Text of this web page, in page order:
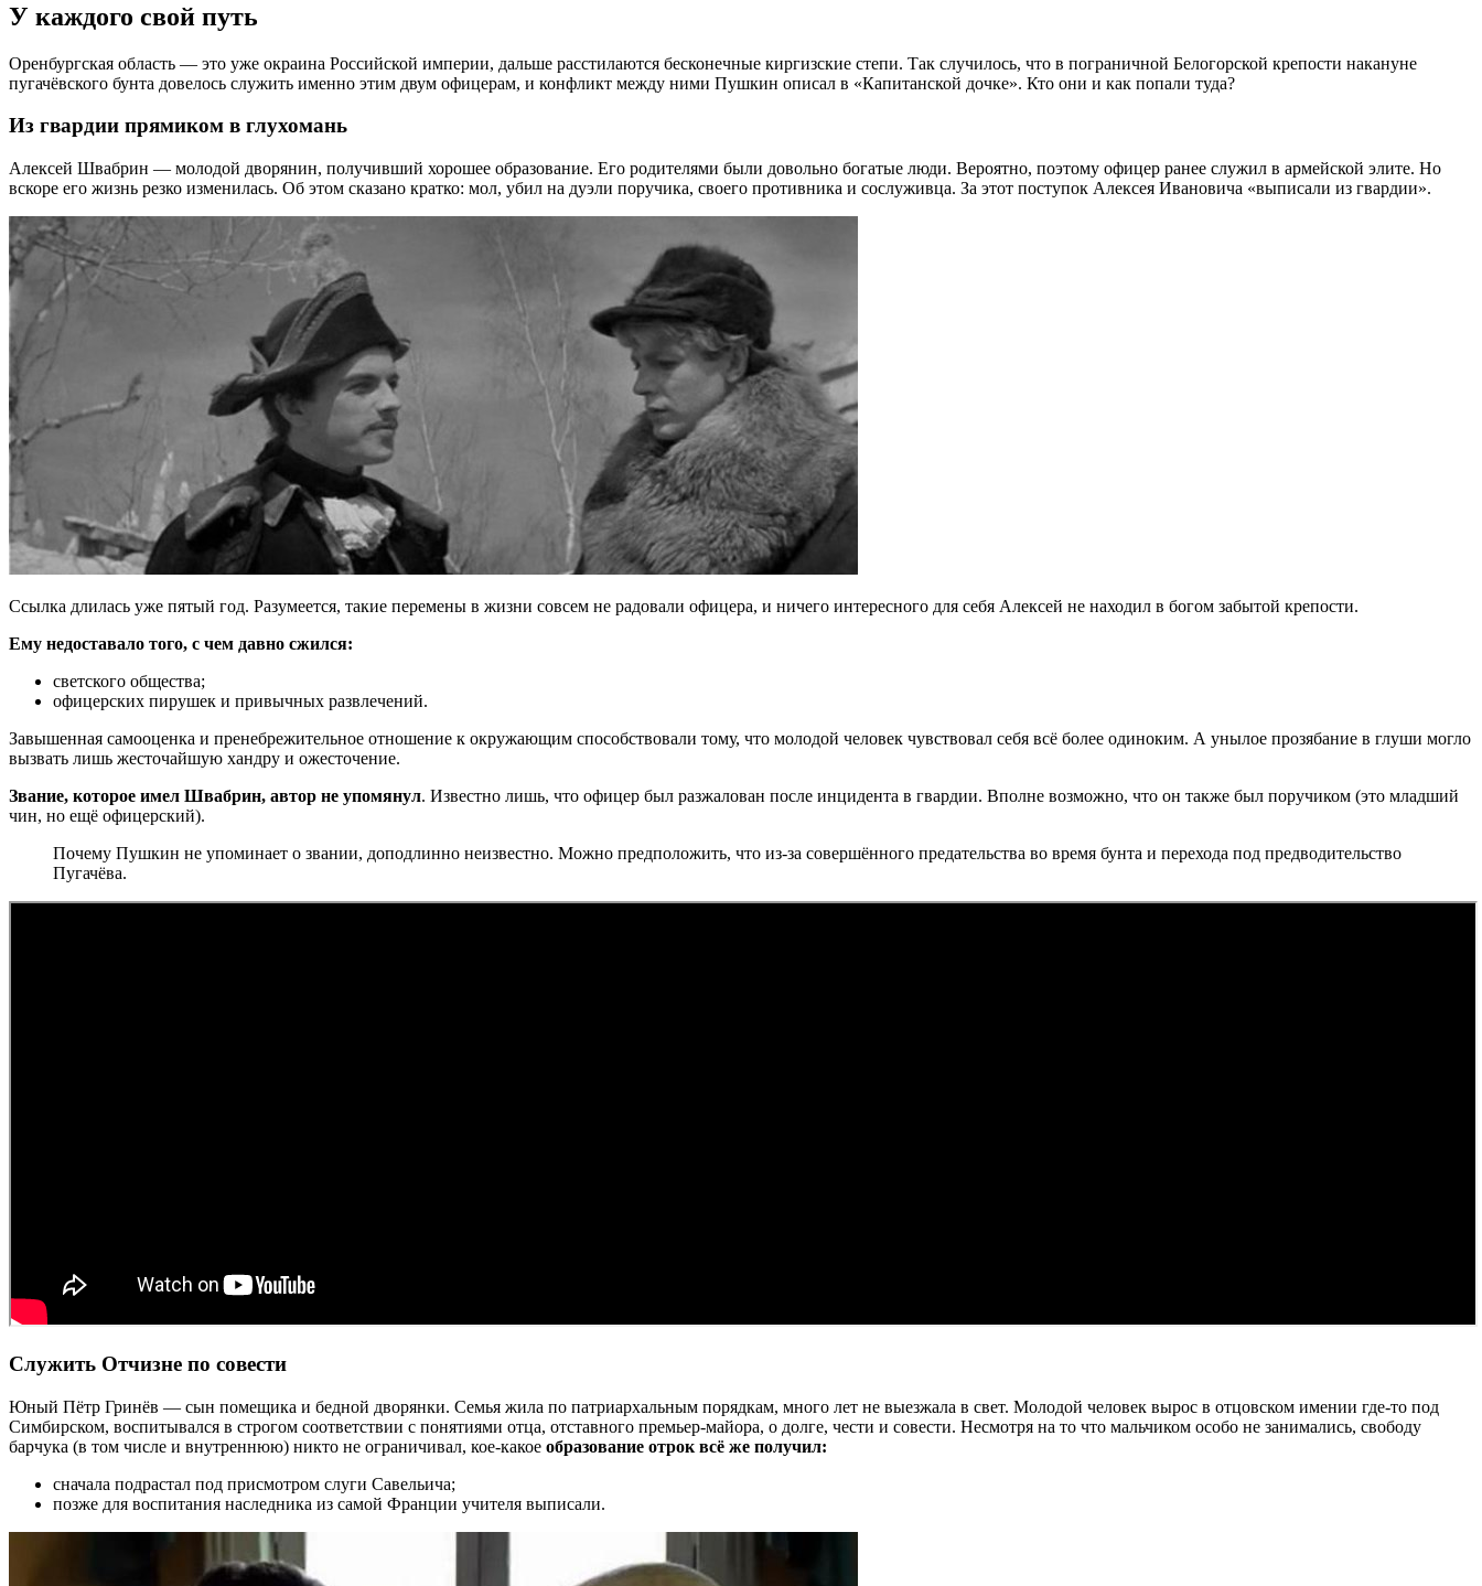
У каждого свой путь
Оренбургская область — это уже окраина Российской империи, дальше расстилаются бесконечные киргизские степи. Так случилось, что в пограничной Белогорской крепости накануне
пугачёвского бунта довелось служить именно этим двум офицерам, и конфликт между ними Пушкин описал в «Капитанской дочке». Кто они и как попали туда?
Из гвардии прямиком в глухомань
Алексей Швабрин — молодой дворянин, получивший хорошее образование. Его родителями были довольно богатые люди. Вероятно, поэтому офицер ранее служил в армейской элите. Но
вскоре его жизнь резко изменилась. Об этом сказано кратко: мол, убил на дуэли поручика, своего противника и сослуживца. За этот поступок Алексея Ивановича «выписали из гвардии».
Ссылка длилась уже пятый год. Разумеется, такие перемены в жизни совсем не радовали офицера, и ничего интересного для себя Алексей не находил в богом забытой крепости.
Ему недоставало того, с чем давно сжился:
светского общества;
офицерских пирушек и привычных развлечений.
Завышенная самооценка и пренебрежительное отношение к окружающим способствовали тому, что молодой человек чувствовал себя всё более одиноким. А унылое прозябание в глуши могло
вызвать лишь жесточайшую хандру и ожесточение.
Звание, которое имел Швабрин, автор не упомянул. Известно лишь, что офицер был разжалован после инцидента в гвардии. Вполне возможно, что он также был поручиком (это младший
чин, но ещё офицерский).
Почему Пушкин не упоминает о звании, доподлинно неизвестно. Можно предположить, что из-за совершённого предательства во время бунта и перехода под предводительство
Пугачёва.
Служить Отчизне по совести
Юный Пётр Гринёв — сын помещика и бедной дворянки. Семья жила по патриархальным порядкам, много лет не выезжала в свет. Молодой человек вырос в отцовском имении где-то под
Симбирском, воспитывался в строгом соответствии с понятиями отца, отставного премьер-майора, о долге, чести и совести. Несмотря на то что мальчиком особо не занимались, свободу
барчука (в том числе и внутреннюю) никто не ограничивал, кое-какое образование отрок всё же получил:
сначала подрастал под присмотром слуги Савельича;
позже для воспитания наследника из самой Франции учителя выписали.